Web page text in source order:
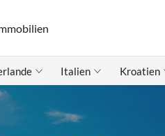
Italien Kroatien